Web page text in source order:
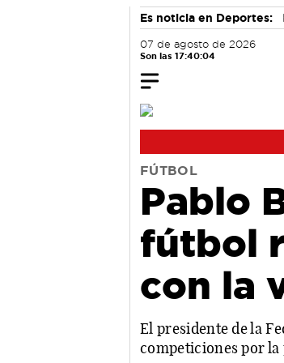
Es noticia en Deportes:
07 de agosto de 2026
Son las 17:40:05
FÚTBOL
Pablo
fútbol
con la
El presidente de la
competiciones por la